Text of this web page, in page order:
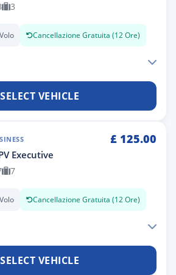
3
Cancellazione Gratuita (12 Ore)
SELECT VEHICLE
£ 125.00
Executive
7
Cancellazione Gratuita (12 Ore)
SELECT VEHICLE